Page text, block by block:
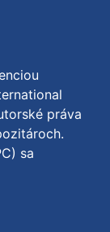
práva
sa